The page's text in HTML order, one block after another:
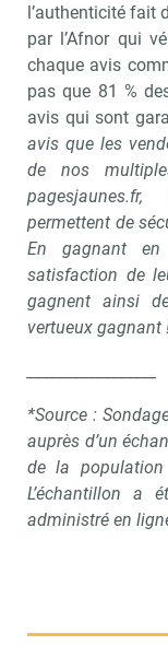
l’authenticité fait
par l’Afnor qui
chaque avis
pas que 81 %
avis qui sont
avis que les
de nos
permettent de
En gagnant
satisfaction de
gagnent ainsi
vertueux gagnant
*Source :
auprès d’un
de la
L’échantillon a
administré en